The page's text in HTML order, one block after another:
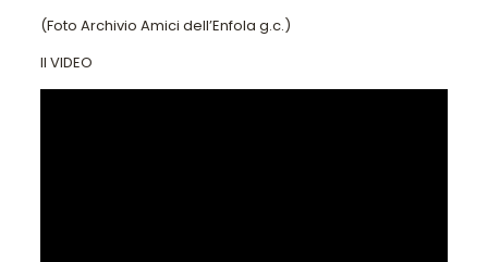
(Foto Archivio Amici dell’Enfola g.c.)
Il VIDEO